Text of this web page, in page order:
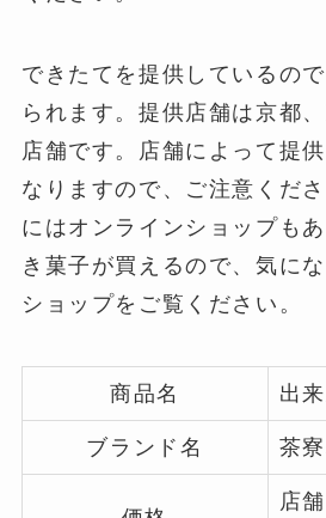
できたてを提供しているの
られます。提供店舗は京都
店舗です。店舗によって提
なりますので、ご注意くだ
にはオンラインショップも
き菓子が買えるので、気に
ショップをご覧ください。
商品名 出
ブランド名 茶
店